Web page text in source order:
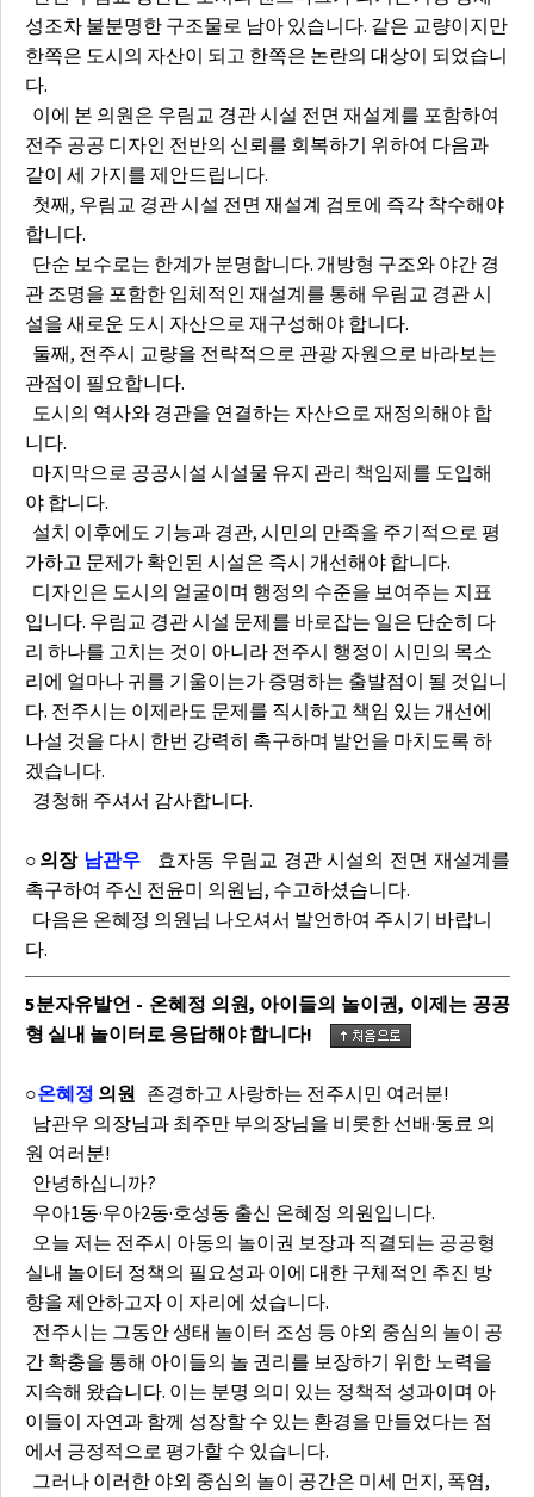
성조차 불분명한 구조물로 남아 있습니다. 같은 교량이지만
한쪽은 도시의 자산이 되고 한쪽은 논란의 대상이 되었습니
다.
이에 본 의원은 우림교 경관 시설 전면 재설계를 포함하여
전주 공공 디자인 전반의 신뢰를 회복하기 위하여 다음과
같이 세 가지를 제안드립니다.
첫째, 우림교 경관 시설 전면 재설계 검토에 즉각 착수해야
합니다.
단순 보수로는 한계가 분명합니다. 개방형 구조와 야간 경
관 조명을 포함한 입체적인 재설계를 통해 우림교 경관 시
설을 새로운 도시 자산으로 재구성해야 합니다.
둘째, 전주시 교량을 전략적으로 관광 자원으로 바라보는
관점이 필요합니다.
도시의 역사와 경관을 연결하는 자산으로 재정의해야 합
니다.
마지막으로 공공시설 시설물 유지 관리 책임제를 도입해
야 합니다.
설치 이후에도 기능과 경관, 시민의 만족을 주기적으로 평
가하고 문제가 확인된 시설은 즉시 개선해야 합니다.
디자인은 도시의 얼굴이며 행정의 수준을 보여주는 지표
입니다. 우림교 경관 시설 문제를 바로잡는 일은 단순히 다
리 하나를 고치는 것이 아니라 전주시 행정이 시민의 목소
리에 얼마나 귀를 기울이는가 증명하는 출발점이 될 것입니
다. 전주시는 이제라도 문제를 직시하고 책임 있는 개선에
나설 것을 다시 한번 강력히 촉구하며 발언을 마치도록 하
겠습니다.
경청해 주셔서 감사합니다.
○의장 남관우효자동 우림교 경관 시설의 전면 재설계를
촉구하여 주신 전윤미 의원님, 수고하셨습니다.
다음은 온혜정 의원님 나오셔서 발언하여 주시기 바랍니
다.
5분자유발언 - 온혜정 의원, 아이들의 놀이권, 이제는 공공
형 실내 놀이터로 응답해야 합니다!
○온혜정 의원 존경하고 사랑하는 전주시민 여러분!
남관우 의장님과 최주만 부의장님을 비롯한 선배·동료 의
원 여러분!
안녕하십니까?
우아1동·우아2동·호성동 출신 온혜정 의원입니다.
오늘 저는 전주시 아동의 놀이권 보장과 직결되는 공공형
실내 놀이터 정책의 필요성과 이에 대한 구체적인 추진 방
향을 제안하고자 이 자리에 섰습니다.
전주시는 그동안 생태 놀이터 조성 등 야외 중심의 놀이 공
간 확충을 통해 아이들의 놀 권리를 보장하기 위한 노력을
지속해 왔습니다. 이는 분명 의미 있는 정책적 성과이며 아
이들이 자연과 함께 성장할 수 있는 환경을 만들었다는 점
에서 긍정적으로 평가할 수 있습니다.
그러나 이러한 야외 중심의 놀이 공간은 미세 먼지, 폭염,